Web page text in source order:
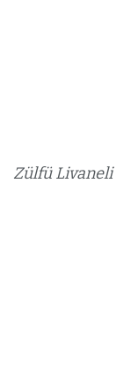
Zülfü Livaneli